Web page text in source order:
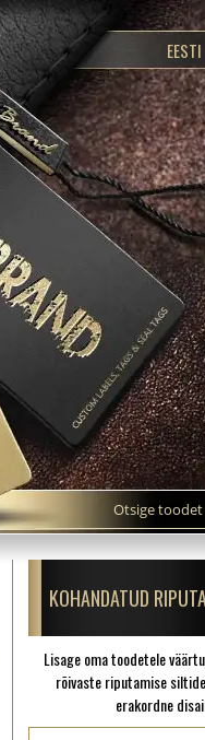
EESTI
KOHANDATUD
Lisage oma toodetele
rõivaste riputamise
erakordne